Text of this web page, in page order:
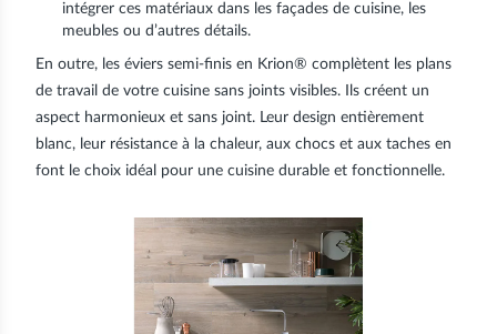
intégrer ces matériaux dans les façades de cuisine, les
meubles ou d’autres détails.
En outre, les éviers semi-finis en Krion® complètent les plans
de travail de votre cuisine sans joints visibles. Ils créent un
aspect harmonieux et sans joint. Leur design entièrement
blanc, leur résistance à la chaleur, aux chocs et aux taches en
font le choix idéal pour une cuisine durable et fonctionnelle.